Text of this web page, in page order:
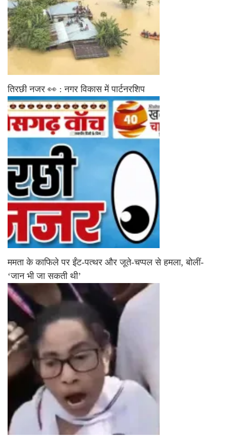
तिरछी नजर 👀 : नगर विकास में पार्टनरशिप
ममता के काफिले पर ईंट-पत्थर और जूते-चप्पल से हमला, बोलीं-
‘जान भी जा सकती थी’